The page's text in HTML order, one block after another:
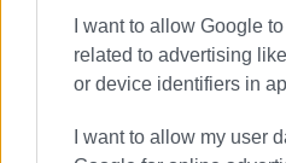
I want to allow Google
related to advertising
or device identifiers in
I want to allow my user